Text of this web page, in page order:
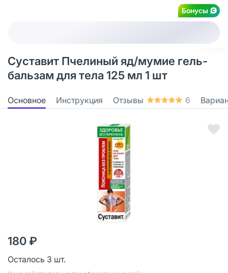
Бонусы
Суставит Пчелиный яд/мумие гель-
бальзам для тела 125 мл 1 шт
Основное Инструкция Отзывы 6
180 ₽
Осталось 3 шт.